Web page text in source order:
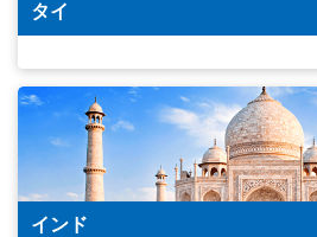
タイ
インド